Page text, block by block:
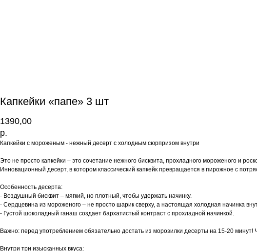
Капкейки «папе» 3 шт
1390,00
р.
Капкейки с мороженым - нежный десерт с холодным сюрпризом внутри
Это не просто капкейки – это сочетание нежного бисквита, прохладного мороженого и
Инновационный десерт, в котором классический капкейк превращается в пирожное с
Особенность десерта:
- Воздушный бисквит – мягкий, но плотный, чтобы удержать начинку.
- Сердцевина из мороженого – не просто шарик сверху, а настоящая холодная начинка
- Густой шоколадный ганаш создает бархатистый контраст с прохладной начинкой.
Важно: перед употреблением обязательно достать из морозилки десерты на 15-20
Внутри три изысканных вкуса: